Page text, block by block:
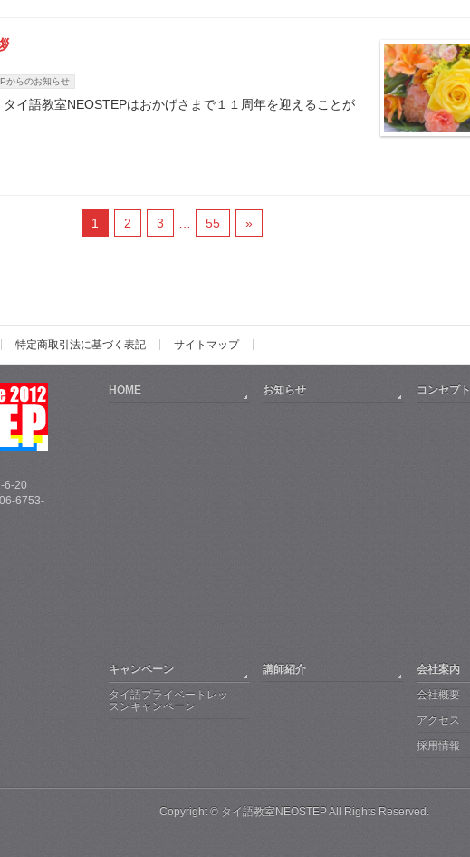
からのお知らせ
イ語教室NEOSTEPはおかげさまで１１周年を迎えることが
1 2 3 55 »
特定商取引法に基づく表記 サイトマップ
6-20
6753-
HOME お知らせ コンセプト
キャンペーン
タイ語プライベートレッ
スンキャンペーン
講師紹介
会社案内
会社概要
アクセス
採用情報
Copyright © タイ語教室NEOSTEPAll Rights Reserved.